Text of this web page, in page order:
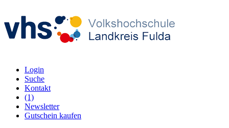
Login
Suche
Kontakt
(1)
Newsletter
Gutschein kaufen